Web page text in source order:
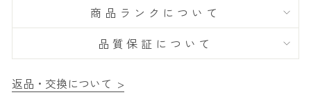
商品ランクについて
品質保証について
返品・交換について >